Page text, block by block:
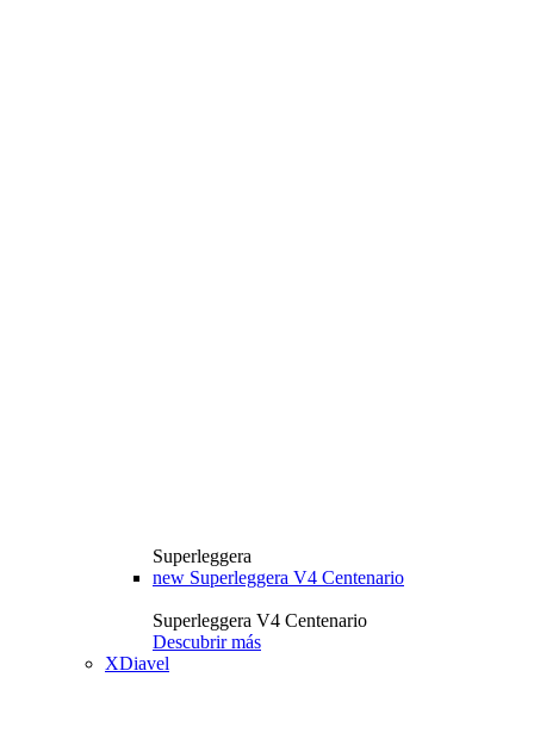
Superleggera
new Superleggera V4 Centenario
Superleggera V4 Centenario
Descubrir más
XDiavel